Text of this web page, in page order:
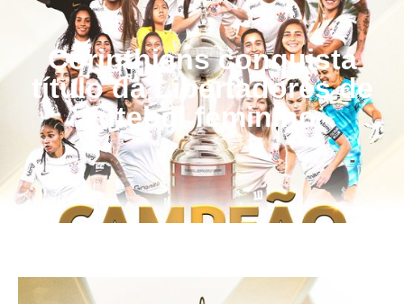
Corinthians conquista
título da Libertadores de
futebol feminino